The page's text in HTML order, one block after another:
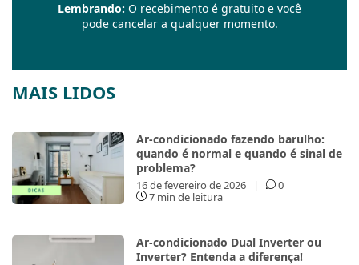
Lembrando: O recebimento é gratuito e você
pode cancelar a qualquer momento.
MAIS LIDOS
Ar-condicionado fazendo barulho:
quando é normal e quando é sinal de
problema?
16 de fevereiro de 2026 |
0
7 min de leitura
Ar-condicionado Dual Inverter ou
Inverter? Entenda a diferença!